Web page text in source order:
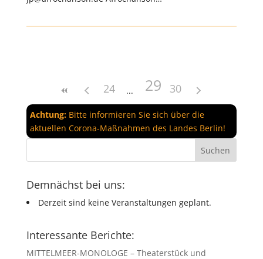
24 29 30
Achtung:Bitte informieren Sie sich über die
aktuellen Corona-Maßnahmen des Landes Berlin!
Demnächst bei uns:
Derzeit sind keine Veranstaltungen geplant.
Interessante Berichte:
MITTELMEER-MONOLOGE – Theaterstück und